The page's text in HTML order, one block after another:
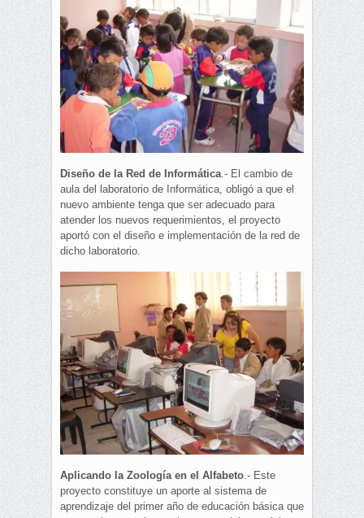
Diseño de la Red de Informática.- El cambio de
aula del laboratorio de Informática, obligó a que el
nuevo ambiente tenga que ser adecuado para
atender los nuevos requerimientos, el proyecto
aportó con el diseño e implementación de la red de
dicho laboratorio.
Aplicando la Zoología en el Alfabeto.- Este
proyecto constituye un aporte al sistema de
aprendizaje del primer año de educación básica que